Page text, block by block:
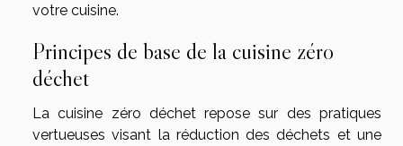
votre cuisine.
Principes de base de la cuisine zéro
déchet
La cuisine zéro déchet repose sur des pratiques
vertueuses visant la réduction des déchets et une